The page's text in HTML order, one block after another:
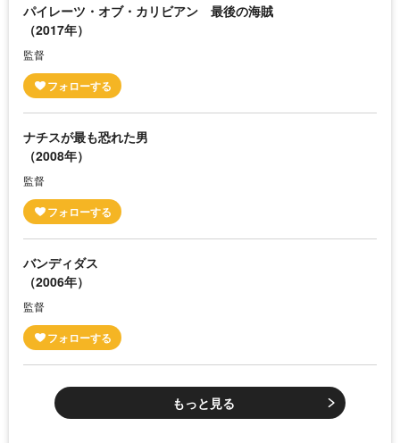
パイレーツ・オブ・カリビアン 最後の海賊
（2017年）
監督
ナチスが最も恐れた男
（2008年）
監督
バンディダス
（2006年）
監督
もっと見る